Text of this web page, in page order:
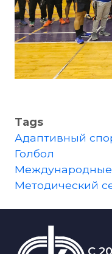
Tags
Адаптивный
Голбол
Методический